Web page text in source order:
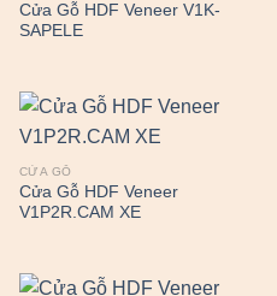
Cửa Gỗ HDF Veneer V1K-
SAPELE
CỬA GỖ
Cửa Gỗ HDF Veneer
V1P2R.CAM XE